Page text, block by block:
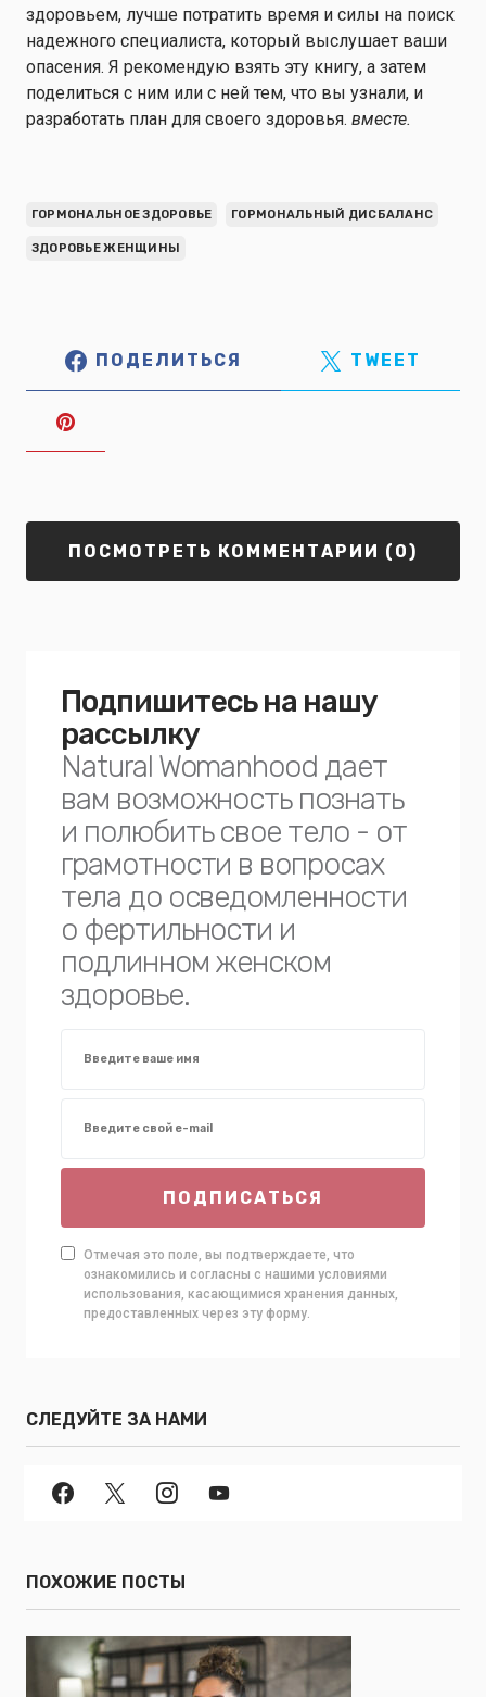
здоровьем, лучше потратить время и силы на поиск
надежного специалиста, который выслушает ваши
опасения. Я рекомендую взять эту книгу, а затем
поделиться с ним или с ней тем, что вы узнали, и
разработать план для своего здоровья. вместе.
ГОРМОНАЛЬНОЕ ЗДОРОВЬЕ ГОРМОНАЛЬНЫЙ ДИСБАЛАНС
ЗДОРОВЬЕ ЖЕНЩИНЫ
ПОДЕЛИТЬСЯ TWEET
ПОСМОТРЕТЬ КОММЕНТАРИИ (0)
Подпишитесь на нашу
рассылку
Natural Womanhood дает
вам возможность познать
и полюбить свое тело - от
грамотности в вопросах
тела до осведомленности
о фертильности и
подлинном женском
здоровье.
ПОДПИСАТЬСЯ
Отмечая это поле, вы подтверждаете, что
ознакомились и согласны с нашими условиями
использования, касающимися хранения данных,
предоставленных через эту форму.
СЛЕДУЙТЕ ЗА НАМИ
ПОХОЖИЕ ПОСТЫ